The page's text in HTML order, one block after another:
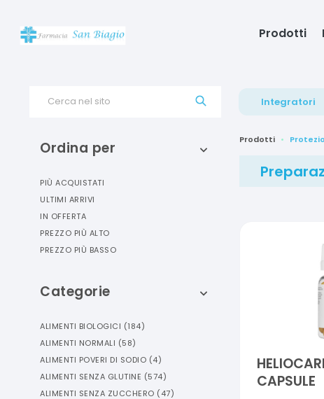
Prodotti
Cerca nel sito Integratori
Ordina per
PIÙ ACQUISTATI
ULTIMI ARRIVI
IN OFFERTA
PREZZO PIÙ ALTO
PREZZO PIÙ BASSO
Categorie
ALIMENTI BIOLOGICI (184)
ALIMENTI NORMALI (58)
ALIMENTI POVERI DI SODIO (4)
ALIMENTI SENZA GLUTINE (574)
ALIMENTI SENZA ZUCCHERO (47)
Prodotti
CAPSULE